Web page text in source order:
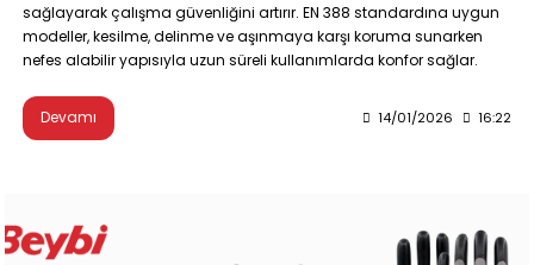
sağlayarak çalışma güvenliğini artırır. EN 388 standardına uygun
modeller, kesilme, delinme ve aşınmaya karşı koruma sunarken
nefes alabilir yapısıyla uzun süreli kullanımlarda konfor sağlar.
Devamı 14/01/2026 16:22